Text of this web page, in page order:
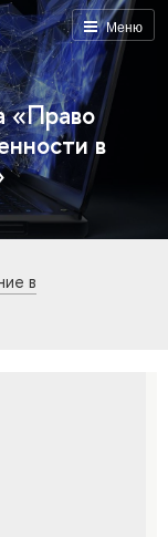
Меню
«Право
в
в